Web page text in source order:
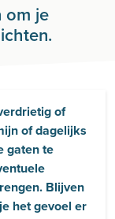
om je
of
of dagelijks
gaten te
Blijven
het gevoel er